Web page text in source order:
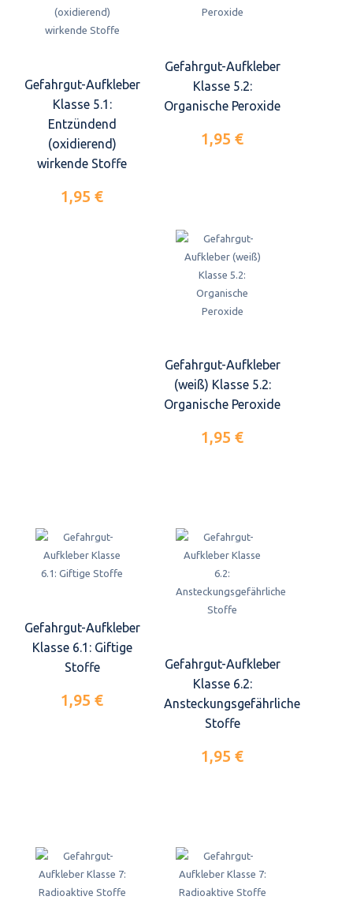
Gefahrgut-Aufkleber
Klasse 5.1:
Entzündend
(oxidierend)
wirkende Stoffe
1,95 €
Gefahrgut-Aufkleber
Klasse 5.2:
Organische Peroxide
1,95 €
Gefahrgut-Aufkleber
(weiß) Klasse 5.2:
Organische Peroxide
1,95 €
Gefahrgut-Aufkleber
Klasse 6.1: Giftige
Stoffe
1,95 €
Gefahrgut-Aufkleber
Klasse 6.2:
Ansteckungsgefährliche
Stoffe
1,95 €